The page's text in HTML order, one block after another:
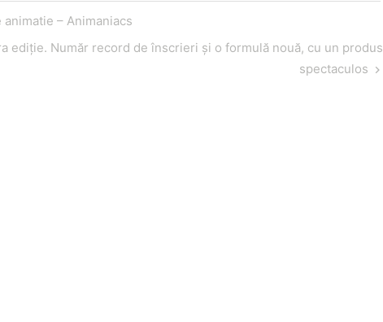
– Animaniacs
ediţie. Număr record de înscrieri şi o formulă nouă, cu un produs
spectaculos